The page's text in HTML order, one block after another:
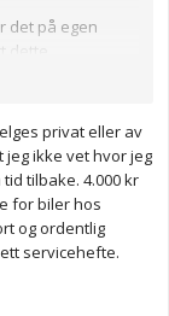
det på egen
dette.
privat eller av
ikke vet hvor jeg
tilbake. 4.000 kr
for biler hos
og ordentlig
servicehefte.